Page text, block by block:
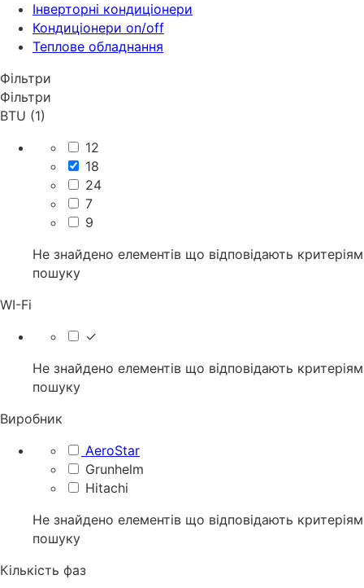
Інверторні кондиціонери
Кондиціонери on/off
Теплове обладнання
Фільтри
Фільтри
BTU (1)
12
18
24
7
9
Не знайдено елементів що відповідають критеріям
пошуку
WI-Fi
✓
Не знайдено елементів що відповідають критеріям
пошуку
Виробник
AeroStar
Grunhelm
Hitachi
Не знайдено елементів що відповідають критеріям
пошуку
Кількість фаз